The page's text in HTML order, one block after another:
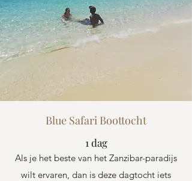
Blue Safari Boottocht
1 dag
Als je het beste van het Zanzibar-paradijs
wilt ervaren, dan is deze dagtocht iets